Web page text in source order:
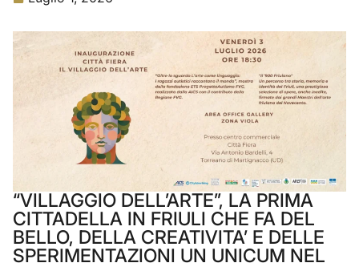
“VILLAGGIO DELL’ARTE”, LA PRIMA
CITTADELLA IN FRIULI CHE FA DEL
BELLO, DELLA CREATIVITA’ E DELLE
SPERIMENTAZIONI UN UNICUM NEL